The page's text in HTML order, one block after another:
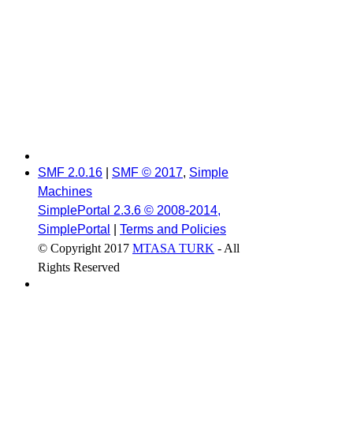
SMF 2.0.16 SMF © 2017, Simple
Machines
SimplePortal 2.3.6 © 2008-2014,
SimplePortal
Terms and Policies
© Copyright 2017 MTASA TURK - All
Rights Reserved